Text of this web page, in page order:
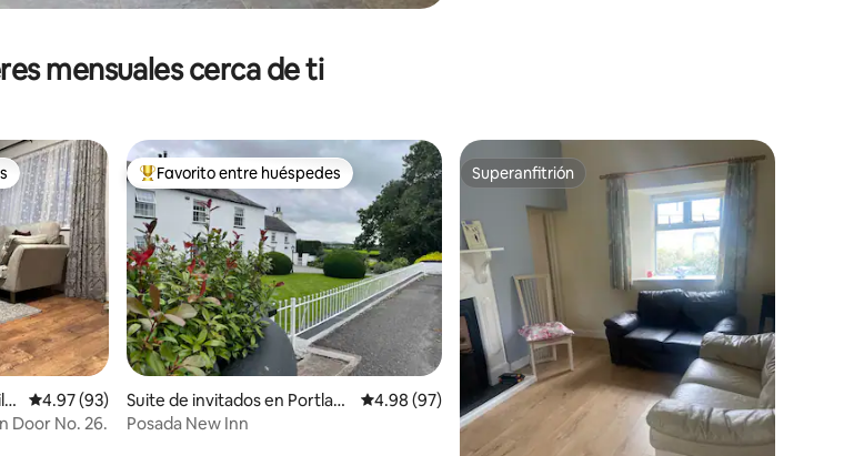
mensuales cerca de ti
Calificación promedio: 4.97 de 5, 93 reseñas
4.97 (93)
Door No. 26.
Favorito entre huéspedes preferido
Favorito entre huéspedes
Suite de invitados en Portlaoi
se
Calificación promedio: 4.98 de 5, 97 reseñas
4.98 (97)
Posada New Inn
Superanfitrión
Superanfitrión